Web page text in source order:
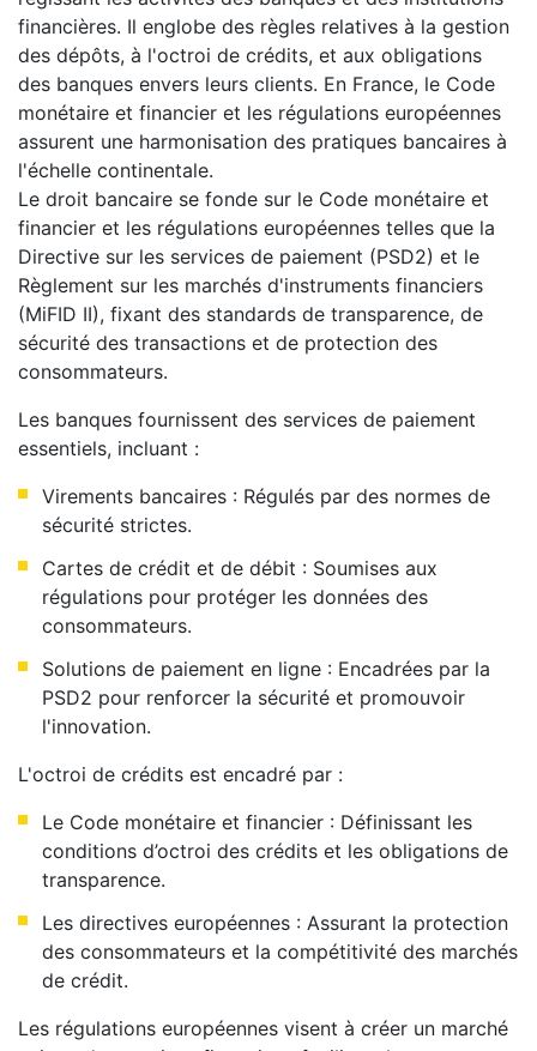
financières. Il englobe des règles relatives à la gestion
des dépôts, à l'octroi de crédits, et aux obligations
des banques envers leurs clients. En France, le Code
monétaire et financier et les régulations européennes
assurent une harmonisation des pratiques bancaires à
l'échelle continentale.
Le droit bancaire se fonde sur le Code monétaire et
financier et les régulations européennes telles que la
Directive sur les services de paiement (PSD2) et le
Règlement sur les marchés d'instruments financiers
(MiFID II), fixant des standards de transparence, de
sécurité des transactions et de protection des
consommateurs.
Les banques fournissent des services de paiement
essentiels, incluant :
Virements bancaires : Régulés par des normes de
sécurité strictes.
Cartes de crédit et de débit : Soumises aux
régulations pour protéger les données des
consommateurs.
Solutions de paiement en ligne : Encadrées par la
PSD2 pour renforcer la sécurité et promouvoir
l'innovation.
L'octroi de crédits est encadré par :
Le Code monétaire et financier : Définissant les
conditions d’octroi des crédits et les obligations de
transparence.
Les directives européennes : Assurant la protection
des consommateurs et la compétitivité des marchés
de crédit.
Les régulations européennes visent à créer un marché